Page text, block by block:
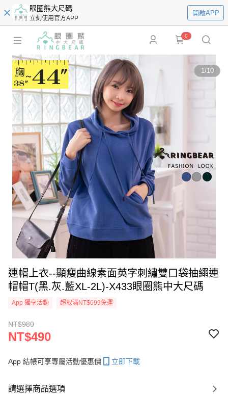
眼圈熊大尺碼
立刻使用官方APP
開啟APP
0
1/10
連帽上衣--顯瘦曲線素面英字刺繡雙口袋抽繩連
帽帽T(黑.灰.藍XL-2L)-X433眼圈熊中大尺碼
App 獨享活動 超取滿NT$699免運
NT$980
NT$490
App 結帳可享專屬活動優惠價 立即下載
請選擇商品選項